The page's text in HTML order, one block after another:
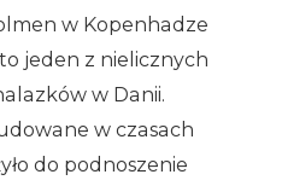
w Kopenhadze
jeden z nielicznych
w Danii.
w czasach
do podnoszenie